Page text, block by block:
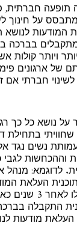
תופעה
על חינוך
המודעות לנושא
מתקבלים בברכה
ויותר קולות
של ארגונים
חברתי אם
נושא כל כך
בתחילת
נשים נגד
וההכחשות
לדוגמא:
העלאת
שהנושא רגיש,
התקבלה
העלאת מודעות